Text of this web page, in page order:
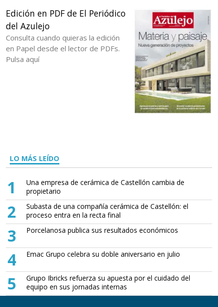
Edición en PDF de El Periódico
del Azulejo
Consulta cuando quieras la edición
en Papel desde el lector de PDFs.
Pulsa aquí
LO MÁS LEÍDO
1
Una empresa de cerámica de Castellón cambia de
propietario
2
Subasta de una compañía cerámica de Castellón: el
proceso entra en la recta final
3 Porcelanosa publica sus resultados económicos
4 Emac Grupo celebra su doble aniversario en julio
5
Grupo Ibricks refuerza su apuesta por el cuidado del
equipo en sus jornadas internas